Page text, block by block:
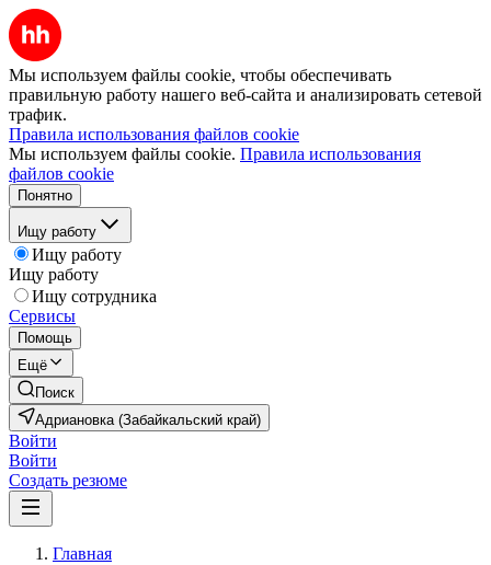
Мы используем файлы cookie, чтобы обеспечивать
правильную работу нашего веб-сайта и анализировать сетевой
трафик.
Правила использования файлов cookie
Мы используем файлы cookie. Правила использования
файлов cookie
Понятно
Ищу работу
Ищу работу
Ищу работу
Ищу сотрудника
Сервисы
Помощь
Ещё
Поиск
Адриановка (Забайкальский край)
Войти
Войти
Создать резюме
Главная